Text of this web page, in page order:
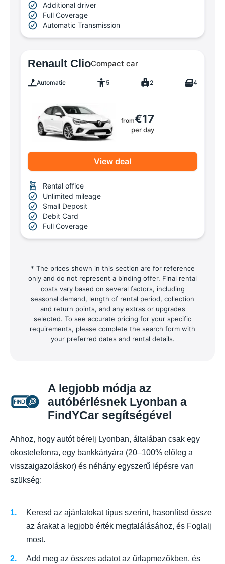
Additional driver
Full Coverage
Automatic Transmission
Renault ClioCompact car
Automatic 5 2 4
from€17
per day
View deal
Rental office
Unlimited mileage
Small Deposit
Debit Card
Full Coverage
* The prices shown in this section are for reference
only and do not represent a binding offer. Final rental
costs vary based on several factors, including
seasonal demand, length of rental period, collection
and return points, and any extras or upgrades
selected. To see accurate pricing for your specific
requirements, please complete the search form with
your preferred dates and rental details.
A legjobb módja az
autóbérlésnek Lyonban a
FindYCar segítségével
Ahhoz, hogy autót bérelj Lyonban, általában csak egy
okostelefonra, egy bankkártyára (20–100% előleg a
visszaigazoláskor) és néhány egyszerű lépésre van
szükség:
Keresd az ajánlatokat típus szerint, hasonlítsd össze
az árakat a legjobb érték megtalálásához, és Foglalj
most.
Add meg az összes adatot az űrlapmezőkben, és